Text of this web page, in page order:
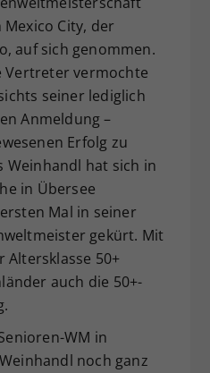
Mexico City, der
auf sich genommen.
Vertreter vermochte
seiner lediglich
Anmeldung –
Erfolg zu
Weinhandl hat sich in
in Übersee
Mal in seiner
gekürt. Mit
Altersklasse 50+
auch die 50+-
WM in
noch ganz
speichert Ihre Consent-
Unter anderem eine
ID, für die
Speicherung Ihrer
Einstellungen, falls der
dies eingestellt